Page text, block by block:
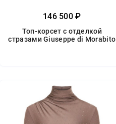
146 500 ₽
Топ-корсет с отделкой
стразами Giuseppe di Morabito